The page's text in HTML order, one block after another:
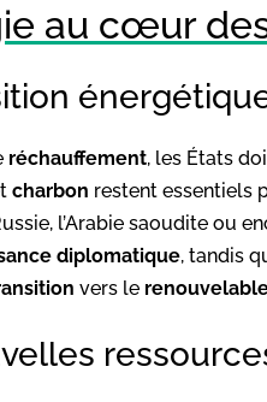
au cœur
réchauffement, les États
charbon restent essentiels
l’Arabie saoudite ou
diplomatique, tandis
vers le